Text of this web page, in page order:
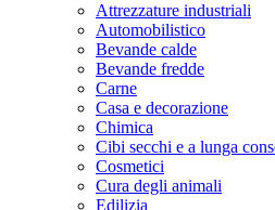
Attrezzature industriali
Automobilistico
Bevande calde
Bevande fredde
Carne
Casa e decorazione
Chimica
Cibi secchi e a lunga
Cosmetici
Cura degli animali
Edilizia